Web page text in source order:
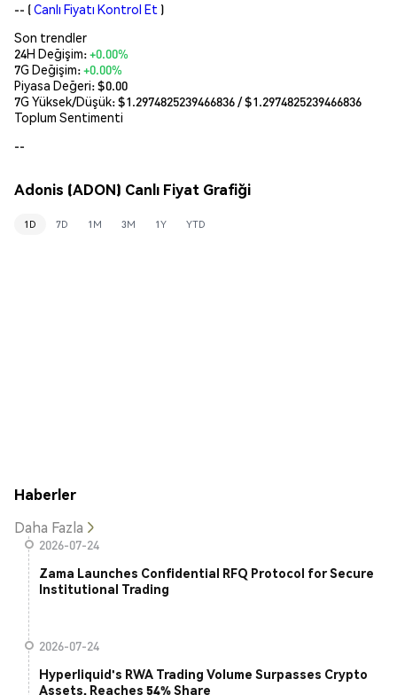
-- (Canlı Fiyatı Kontrol Et )
Son trendler
24H Değişim:+0.00%
7G Değişim:+0.00%
Piyasa Değeri:$0.00
7G Yüksek/Düşük: $1.2974825239466836/ $1.2974825239466836
Toplum Sentimenti
--
Adonis (ADON) Canlı Fiyat Grafiği
1D 7D 1M 3M 1Y YTD
Haberler
Daha Fazla
2026-07-24
Zama Launches Confidential RFQ Protocol for Secure
Institutional Trading
2026-07-24
Hyperliquid's RWA Trading Volume Surpasses Crypto
Assets, Reaches 54% Share